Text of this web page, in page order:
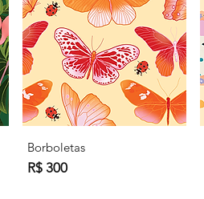
Borboletas
R$ 300